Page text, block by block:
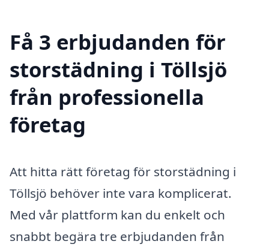
Få 3 erbjudanden för
storstädning i Töllsjö
från professionella
företag
Att hitta rätt företag för storstädning i
Töllsjö behöver inte vara komplicerat.
Med vår plattform kan du enkelt och
snabbt begära tre erbjudanden från